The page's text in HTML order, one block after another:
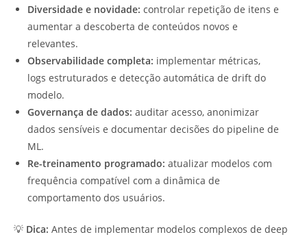
Diversidade e novidade: controlar repetição de itens e
aumentar a descoberta de conteúdos novos e
relevantes.
Observabilidade completa: implementar métricas,
logs estruturados e detecção automática de drift do
modelo.
Governança de dados: auditar acesso, anonimizar
dados sensíveis e documentar decisões do pipeline de
ML.
Re-treinamento programado: atualizar modelos com
frequência compatível com a dinâmica de
comportamento dos usuários.
💡 Dica: Antes de implementar modelos complexos de deep